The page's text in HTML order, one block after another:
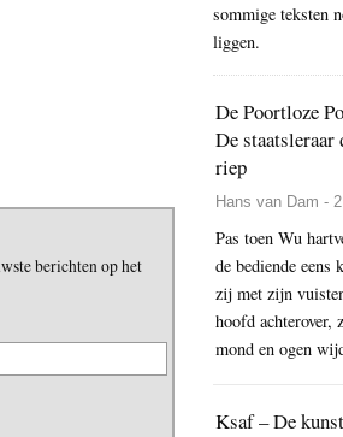
berichten op het
sommige teksten
liggen.
De Poortloze
De staatsleraar
riep
Hans van Dam -
Pas toen Wu
de bediende eens
zij met zijn
hoofd achterover,
mond en ogen
Ksaf – De